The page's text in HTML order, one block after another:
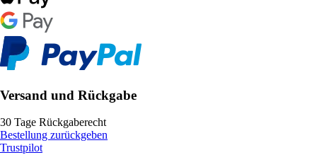
Versand und Rückgabe
30 Tage Rückgaberecht
Bestellung zurückgeben
Trustpilot